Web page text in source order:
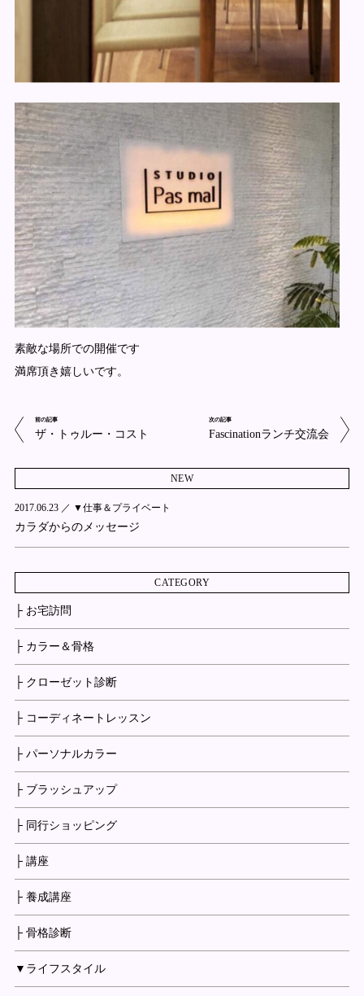
素敵な場所での開催です
満席頂き嬉しいです。
前の記事
ザ・トゥルー・コスト
次の記事
Fascinationランチ交流会
NEW
2017.06.23 ／ ▼仕事＆プライベート
カラダからのメッセージ
CATEGORY
├ お宅訪問
├ カラー＆骨格
├ クローゼット診断
├ コーディネートレッスン
├ パーソナルカラー
├ ブラッシュアップ
├ 同行ショッピング
├ 講座
├ 養成講座
├ 骨格診断
▼ライフスタイル